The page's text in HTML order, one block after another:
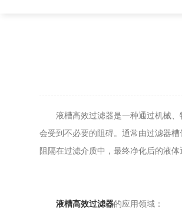
液槽高效过滤器是一种通过机械、
会受到不必要的阻碍。通常由过滤器
阻隔在过滤介质中，最终净化后的液体
液槽高效过滤器的应用领域：